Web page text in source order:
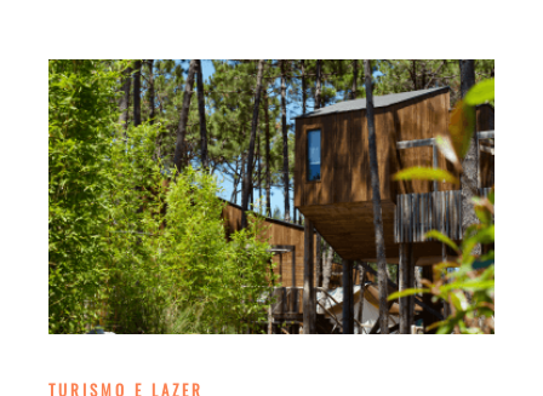
TURISMO E LAZER